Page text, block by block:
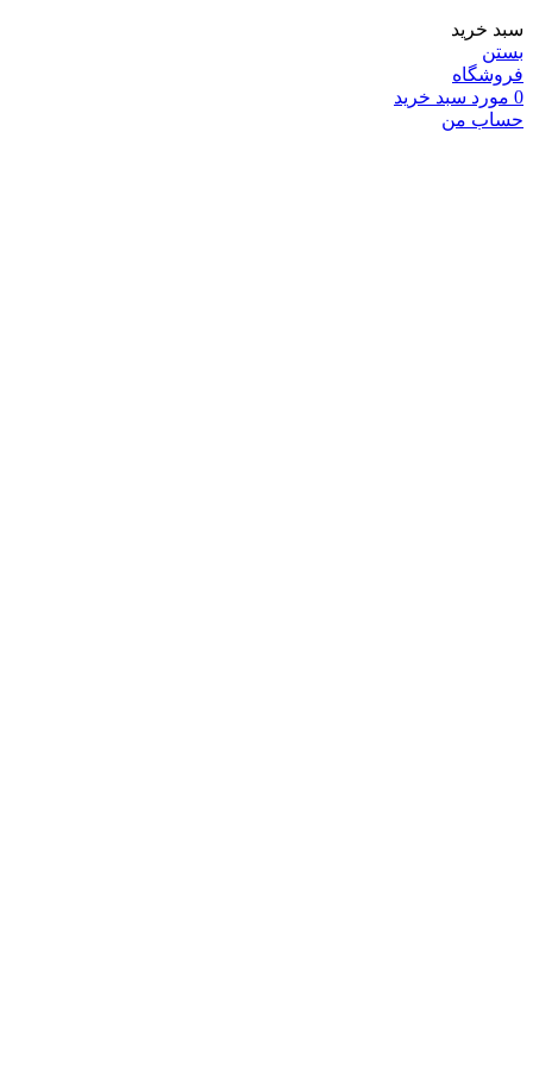
سبد خرید
بستن
فروشگاه
0 مورد سبد خرید
حساب من